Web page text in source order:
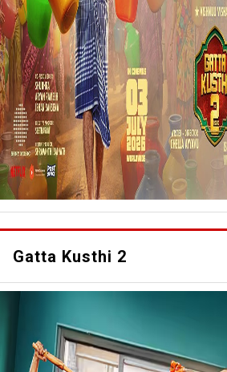
Gatta Kusthi 2